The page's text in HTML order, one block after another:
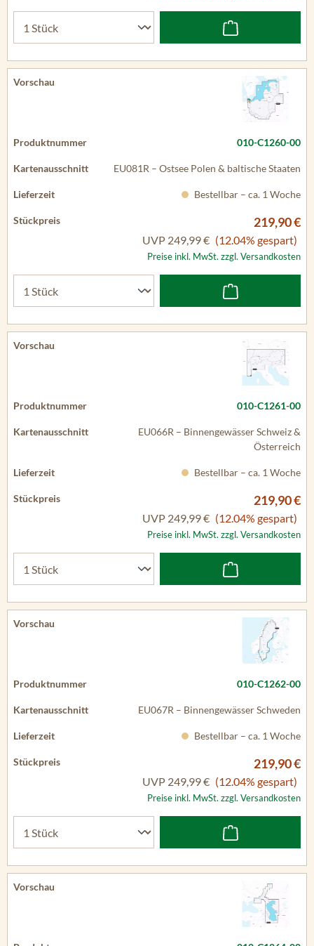
010-C1260-00
EU081R – Ostsee Polen & baltische Staaten
Bestellbar – ca. 1 Woche
219,90 €
UVP 249,99 € (12.04% gespart)
Preise inkl. MwSt. zzgl. Versandkosten
010-C1261-00
EU066R – Binnengewässer Schweiz &
Österreich
Bestellbar – ca. 1 Woche
219,90 €
UVP 249,99 € (12.04% gespart)
Preise inkl. MwSt. zzgl. Versandkosten
010-C1262-00
EU067R – Binnengewässer Schweden
Bestellbar – ca. 1 Woche
219,90 €
UVP 249,99 € (12.04% gespart)
Preise inkl. MwSt. zzgl. Versandkosten